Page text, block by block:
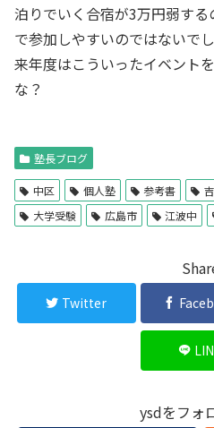
泊りでいく合宿が3万円弱す
で参加しやすいのではないでし
来年度はこういったイベント
な？
塾長ブログ
中区 個人塾 参考書
大学受験
広島市 江波中
Twitter
ysdをフォ